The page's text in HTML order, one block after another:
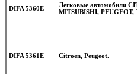
DIFA 5360E
Легковые автомобили
MITSUBISHI, PEUGEOT,
DIFA 5361E Citroen, Peugeot.